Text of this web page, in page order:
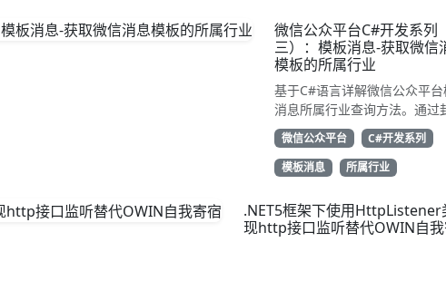
微信公众平台C#开发系列
三）：模板消息-获取微信
模板的所属行业
基于C#语言详解微信公众平台
消息所属行业查询方法。通过
TemplateGetIndustry类继承
WeiXinRequest，调用
get_industry接口获取账号主
解析JSON返回的first_class与
second_class数据，为开发者
合规通知场景开发支持
微信公众平台
C#开发系列
模板消息
所属行业
.NET5框架下使用HttpListener
现http接口监听替代OWIN自